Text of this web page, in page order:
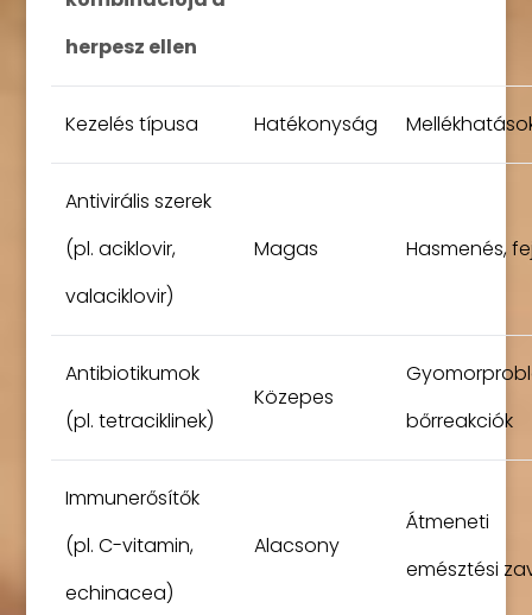
herpesz ellen
Kezelés típusa Hatékonyság
Antivirális szerek
(pl. aciklovir,
valaciklovir)
Magas Hasmenés,
Antibiotikumok
(pl. tetraciklinek)
Közepes
bőrreakciók
Immunerősítők
(pl. C-vitamin,
echinacea)
Alacsony
Átmeneti
emésztési